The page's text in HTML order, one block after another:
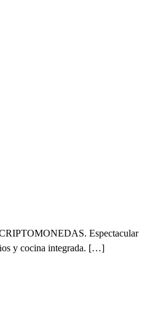
Espectacular
y cocina integrada. […]